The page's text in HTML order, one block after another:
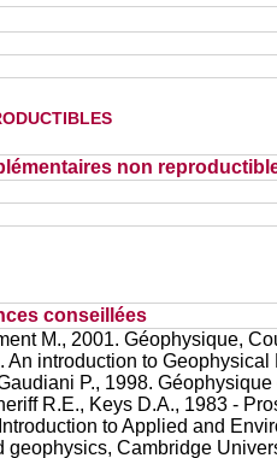
non
conseillées
M., 2001. Géophysique,
An introduction to
P., 1998.
R.E., Keys D.A., 1983 -
to Applied and
geophysics, Cambridge